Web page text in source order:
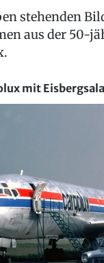
stehenden
aus der 50-
mit